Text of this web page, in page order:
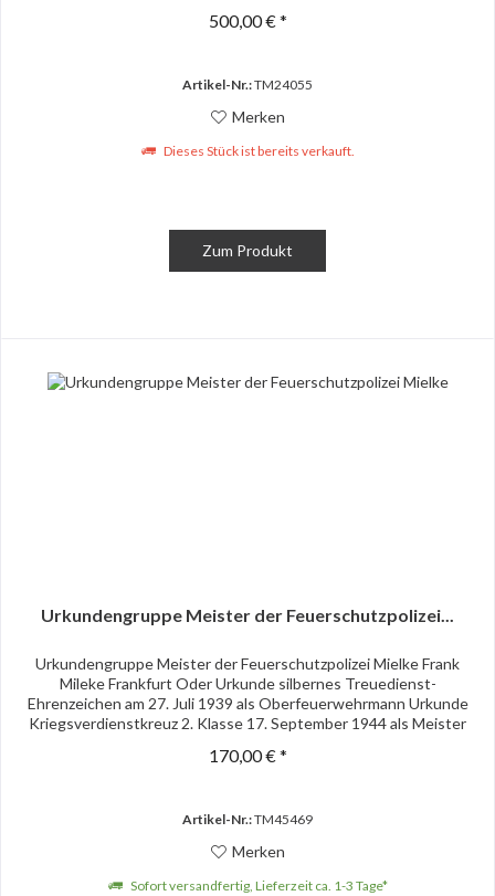
500,00 € *
Artikel-Nr.:TM24055
Merken
Dieses Stück ist bereits verkauft.
Zum Produkt
Urkundengruppe Meister der Feuerschutzpolizei...
Urkundengruppe Meister der Feuerschutzpolizei Mielke Frank
Mileke Frankfurt Oder Urkunde silbernes Treuedienst-
Ehrenzeichen am 27. Juli 1939 als Oberfeuerwehrmann Urkunde
Kriegsverdienstkreuz 2. Klasse 17. September 1944 als Meister
170,00 € *
Artikel-Nr.:TM45469
Merken
Sofort versandfertig, Lieferzeit ca. 1-3 Tage*